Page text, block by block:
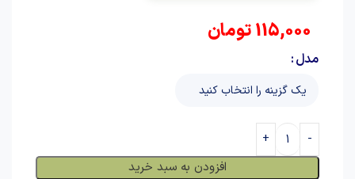
115,000تومان
مدل
افزودن به سبد خرید